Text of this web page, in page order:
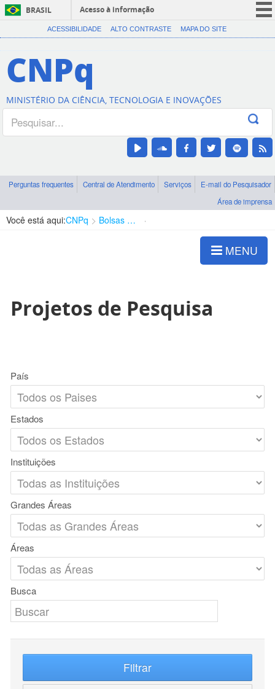
BRASIL
Acesso à informação
CORONAVÍRUS (COVID-19)
Canais
ACESSIBILIDADE ALTO CONTRASTE MAPA DO SITE
CNPq
MINISTÉRIO DA CIÊNCIA, TECNOLOGIA E INOVAÇÕES
Perguntas frequentes Central de Atendimento Serviços
E-mail do Pesquisador
Área de imprensa
Você está aqui:CNPq Bolsas e Auxílios Vigentes
MENU
Projetos de Pesquisa
País
Estados
Instituições
Grandes Áreas
Áreas
Busca
Filtrar